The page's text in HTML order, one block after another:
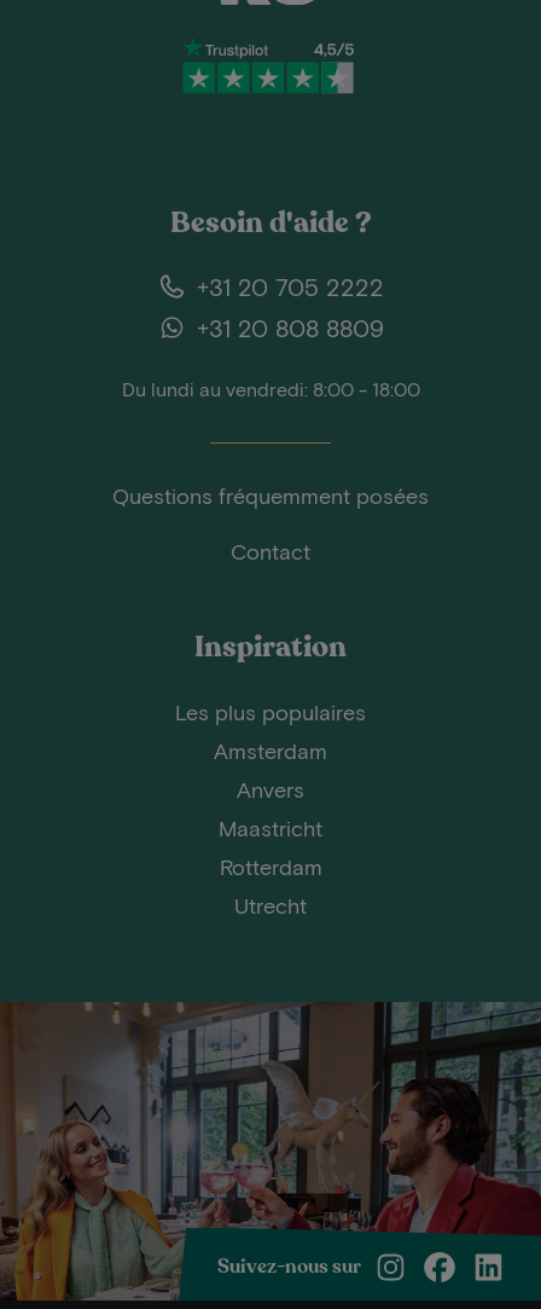
Besoin d'aide ?
+31 20 705 2222
+31 20 808 8809
Du lundi au vendredi: 8:00 - 18:00
Questions fréquemment posées
Contact
Inspiration
Les plus populaires
Amsterdam
Anvers
Maastricht
Rotterdam
Utrecht
Suivez-nous sur